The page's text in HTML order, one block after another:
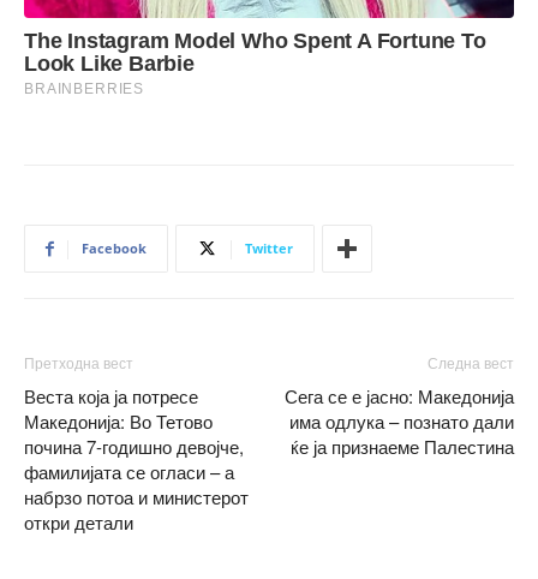
Facebook Twitter
Претходна вест
Веста која ја потресе
Македонија: Во Тетово
почина 7-годишно девојче,
фамилијата се огласи – а
набрзо потоа и министерот
откри детали
Следна вест
Сега се е јасно: Македонија
има одлука – познато дали
ќе ја признаеме Палестина